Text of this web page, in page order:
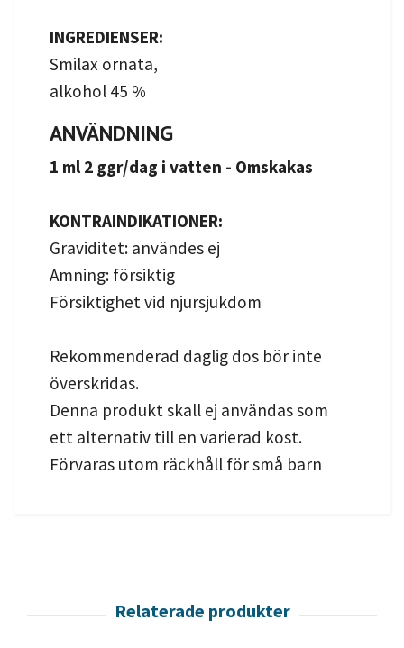
INGREDIENSER:
Smilax ornata,
alkohol 45 %
ANVÄNDNING
1 ml 2 ggr/dag i vatten - Omskakas
KONTRAINDIKATIONER:
Graviditet: användes ej
Amning: försiktig
Försiktighet vid njursjukdom
Rekommenderad daglig dos bör inte
överskridas.
Denna produkt skall ej användas som
ett alternativ till en varierad kost.
Förvaras utom räckhåll för små barn